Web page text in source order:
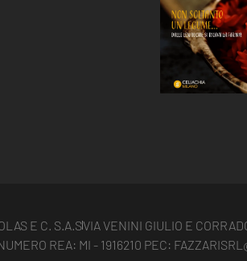
E C. S.A.SVIA VENINI GIULIO E
REA: MI - 1916210 PEC: